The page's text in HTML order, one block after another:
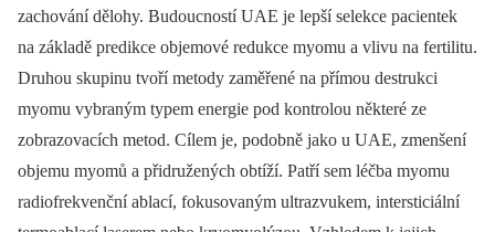
zachování dělohy. Budoucností UAE je lepší selekce pacientek
na základě predikce objemové redukce myomu a vlivu na fertilitu.
Druhou skupinu tvoří metody zaměřené na přímou destrukci
myomu vybraným typem energie pod kontrolou některé ze
zobrazovacích metod. Cílem je, podobně jako u UAE, zmenšení
objemu myomů a přidružených obtíží. Patří sem léčba myomu
radiofrekvenční ablací, fokusovaným ultrazvukem, intersticiální